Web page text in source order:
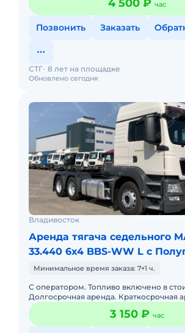
закрывающих документов и что самое
4 500 ₽ час
Позвонить Заказать
Обновлено сегодня
СТГ 8 лет на площадке
Владивосток
Аренда тягача седельного
33.440 6x4 BBS-WW L c
Минимальное время заказа: 7+1 ч.
С оператором. Топливо включено в
Долгосрочная аренда. Краткосрочная
свободна. Опытный экипаж. Выполняет
длинономера!
3 150 ₽ час